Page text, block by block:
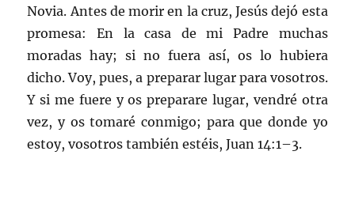
Novia. Antes de morir en la cruz, Jesús dejó esta
promesa: En la casa de mi Padre muchas
moradas hay; si no fuera así, os lo hubiera
dicho. Voy, pues, a preparar lugar para vosotros.
Y si me fuere y os preparare lugar, vendré otra
vez, y os tomaré conmigo; para que donde yo
estoy, vosotros también estéis, Juan 14:1–3.